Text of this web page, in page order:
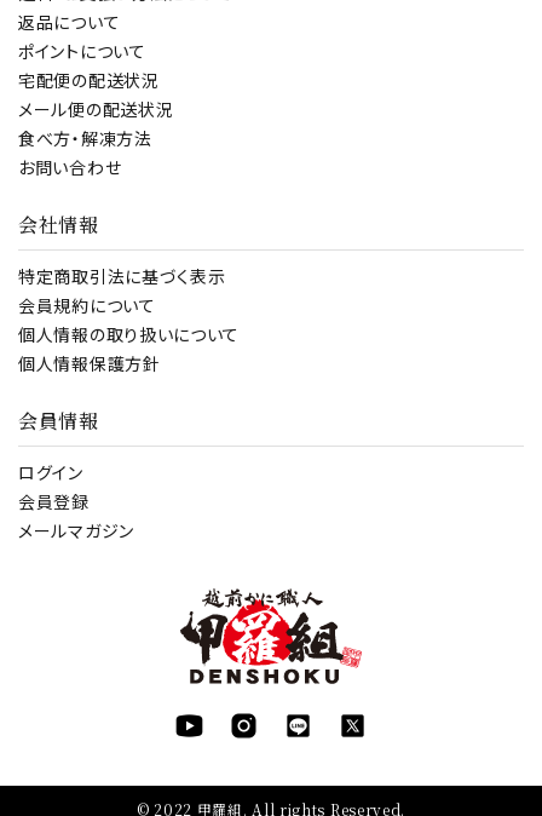
返品について
ポイントについて
宅配便の配送状況
メール便の配送状況
食べ方・解凍方法
お問い合わせ
会社情報
特定商取引法に基づく表示
会員規約について
個人情報の取り扱いについて
個人情報保護方針
会員情報
ログイン
会員登録
メールマガジン
© 2022 甲羅組. All rights Reserved.